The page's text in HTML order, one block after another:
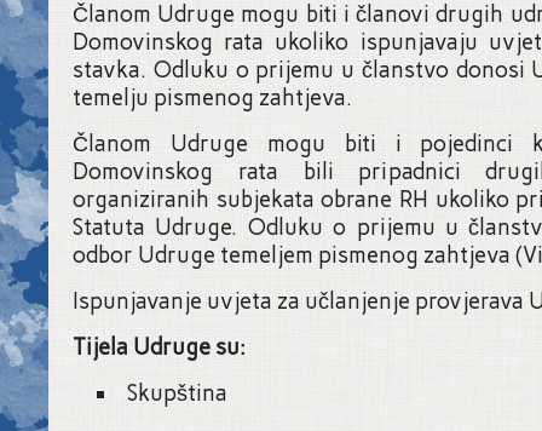
Članom Udruge mogu biti i članovi drugih
Domovinskog rata ukoliko ispunjavaju
stavka. Odluku o prijemu u članstvo donosi
temelju pismenog zahtjeva.
Članom Udruge mogu biti i pojedinci
Domovinskog rata bili pripadnici
organiziranih subjekata obrane RH ukoliko
Statuta Udruge. Odluku o prijemu u
odbor Udruge temeljem pismenog zahtjeva
Ispunjavanje uvjeta za učlanjenje provjerava
Tijela Udruge su:
Skupština